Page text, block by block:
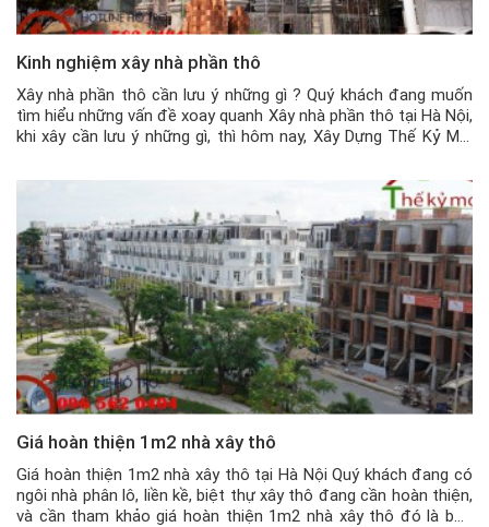
Kinh nghiệm xây nhà phần thô
Xây nhà phần thô cần lưu ý những gì ? Quý khách đang muốn
tìm hiểu những vấn đề xoay quanh Xây nhà phần thô tại Hà Nội,
khi xây cần lưu ý những gì, thì hôm nay, Xây Dựng Thế Kỷ Mới
Giá hoàn thiện 1m2 nhà xây thô
Giá hoàn thiện 1m2 nhà xây thô tại Hà Nội Quý khách đang có
ngôi nhà phân lô, liền kề, biệt thự xây thô đang cần hoàn thiện,
và cần tham khảo giá hoàn thiện 1m2 nhà xây thô đó là bao